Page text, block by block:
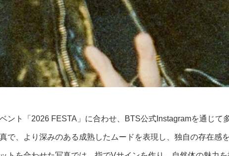
ト「2026 FESTA」に合わせ、BTS公式Instagramを通じて
、より深みのある成熟したムードを表現し、独自の存在感を